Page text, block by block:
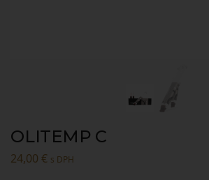
OLITEMP C
24,00 € s DPH